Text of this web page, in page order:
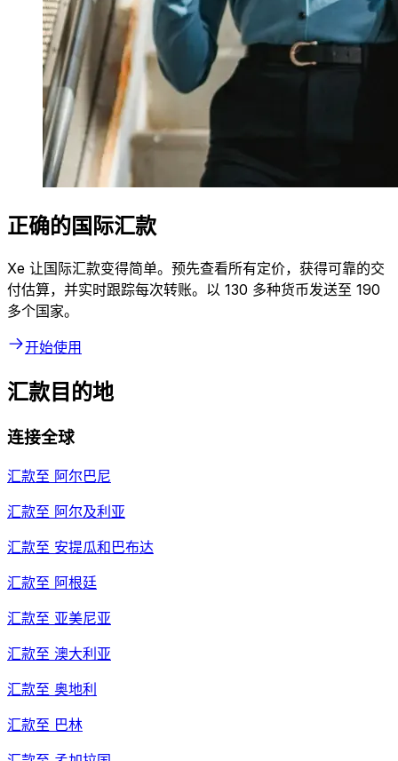
正确的国际汇款
Xe 让国际汇款变得简单。预先查看所有定价，获得可靠的交
付估算，并实时跟踪每次转账。以 130 多种货币发送至 190
多个国家。
开始使用
汇款目的地
连接全球
汇款至 阿尔巴尼
汇款至 阿尔及利亚
汇款至 安提瓜和巴布达
汇款至 阿根廷
汇款至 亚美尼亚
汇款至 澳大利亚
汇款至 奥地利
汇款至 巴林